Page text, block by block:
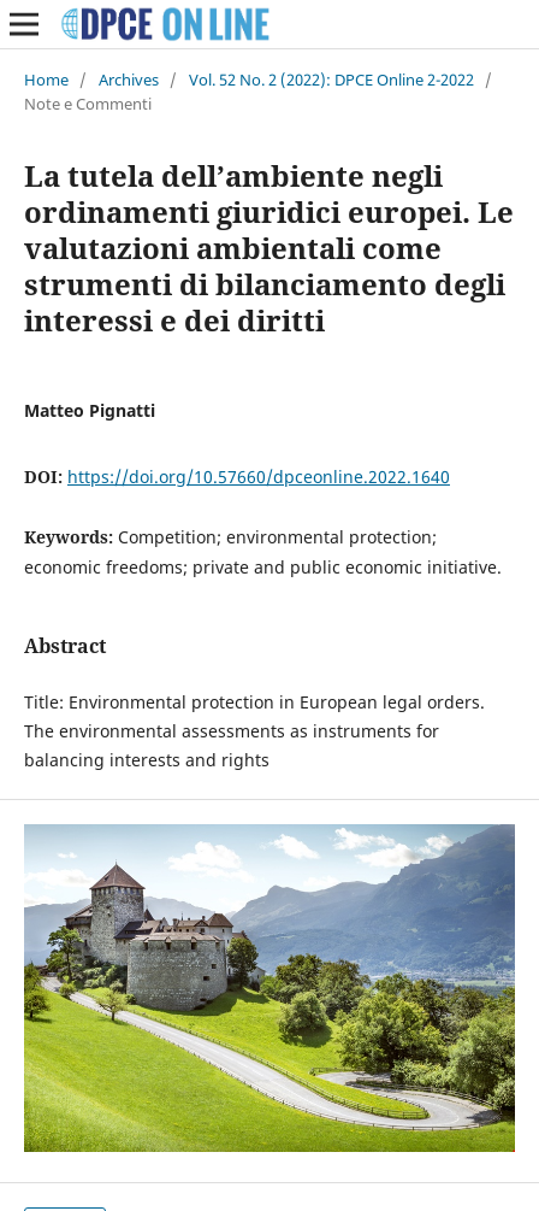
Home / Archives / Vol. 52 No. 2 (2022): DPCE Online 2-2022 /
Note e Commenti
La tutela dell’ambiente negli
ordinamenti giuridici europei. Le
valutazioni ambientali come
strumenti di bilanciamento degli
interessi e dei diritti
Matteo Pignatti
DOI: https://doi.org/10.57660/dpceonline.2022.1640
Keywords: Competition; environmental protection;
economic freedoms; private and public economic initiative.
Abstract
Title: Environmental protection in European legal orders.
The environmental assessments as instruments for
balancing interests and rights